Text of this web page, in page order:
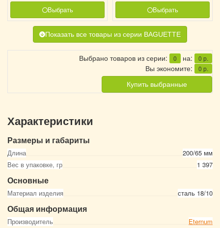
Выбрать Выбрать
Показать все товары из серии BAGUETTE
Выбрано товаров из серии: 0 на: 0 р.
Вы экономите: 0 р.
Купить выбранные
Характеристики
Размеры и габариты
Длина
200/65 мм
Вес в упаковке, гр
1 397
Основные
Материал изделия сталь 18/10
Общая информация
Производитель
Eternum